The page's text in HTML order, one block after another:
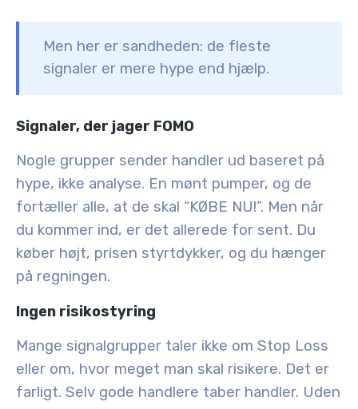
Men her er sandheden: de fleste
signaler er mere hype end hjælp.
Signaler, der jager FOMO
Nogle grupper sender handler ud baseret på
hype, ikke analyse. En mønt pumper, og de
fortæller alle, at de skal “KØBE NU!”. Men når
du kommer ind, er det allerede for sent. Du
køber højt, prisen styrtdykker, og du hænger
på regningen.
Ingen risikostyring
Mange signalgrupper taler ikke om Stop Loss
eller om, hvor meget man skal risikere. Det er
farligt. Selv gode handlere taber handler. Uden